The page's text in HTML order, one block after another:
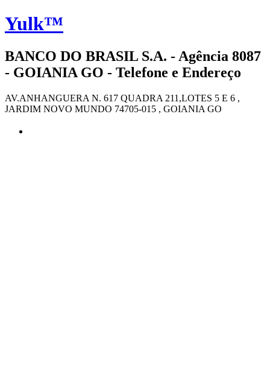
Yulk™
BANCO DO BRASIL S.A. - Agência 8087
- GOIANIA GO - Telefone e Endereço
AV.ANHANGUERA N. 617 QUADRA 211,LOTES 5 E 6 ,
JARDIM NOVO MUNDO 74705-015 , GOIANIA GO